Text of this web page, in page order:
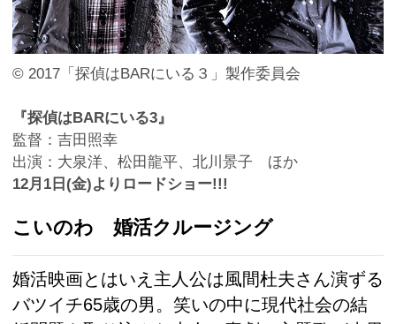
© 2017「探偵はBARにいる３」製作委員会
『探偵はBARにいる3』
監督：吉田照幸
出演：大泉洋、松田龍平、北川景子 ほか
12月1日(金)よりロードショー!!!
こいのわ 婚活クルージング
婚活映画とはいえ主人公は風間杜夫さん演ずる
バツイチ65歳の男。笑いの中に現代社会の結